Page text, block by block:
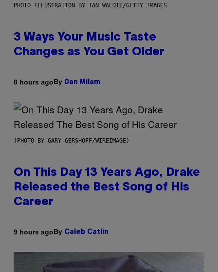
PHOTO ILLUSTRATION BY IAN WALDIE/GETTY IMAGES
3 Ways Your Music Taste
Changes as You Get Older
8 hours agoBy Dan Milam
(PHOTO BY GARY GERSHOFF/WIREIMAGE)
On This Day 13 Years Ago, Drake
Released the Best Song of His
Career
9 hours agoBy Caleb Catlin